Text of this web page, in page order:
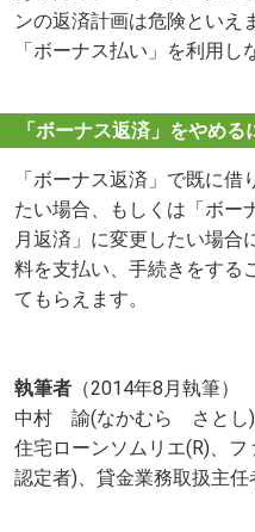
ンの返済計画は危険といえ
「ボーナス払い」を利用し
「ボーナス返済」をやめる
「ボーナス返済」で既に借
たい場合、もしくは「ボー
月返済」に変更したい場合
料を支払い、手続きをする
てもらえます。
執筆者 （2014年8月執筆）
中村 諭(なかむら さとし)
住宅ローンソムリエ(R)、
認定者)、貸金業務取扱主任